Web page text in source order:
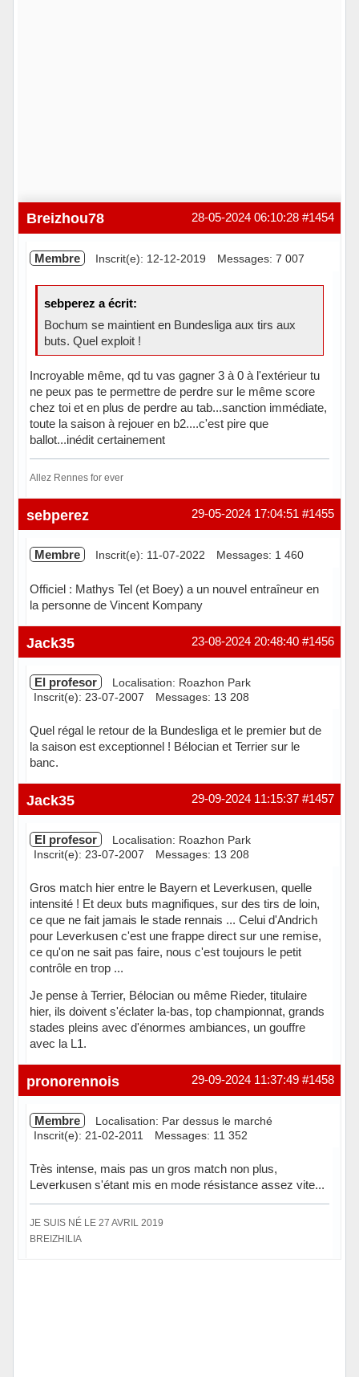
#1454
28-05-2024 06:10:28
Breizhou78
Membre Inscrit(e): 12-12-2019 Messages: 7 007
sebperez a écrit:
Bochum se maintient en Bundesliga aux tirs aux
buts. Quel exploit !
Incroyable même, qd tu vas gagner 3 à 0 à l'extérieur tu
ne peux pas te permettre de perdre sur le même score
chez toi et en plus de perdre au tab...sanction immédiate,
toute la saison à rejouer en b2....c'est pire que
ballot...inédit certainement
Allez Rennes for ever
Hors ligne #1455
29-05-2024 17:04:51
sebperez
Membre Inscrit(e): 11-07-2022 Messages: 1 460
Officiel : Mathys Tel (et Boey) a un nouvel entraîneur en
la personne de Vincent Kompany
Hors ligne #1456
23-08-2024 20:48:40
Jack35
El profesor
Localisation: Roazhon Park
Inscrit(e): 23-07-2007
Messages: 13 208
Quel régal le retour de la Bundesliga et le premier but de
la saison est exceptionnel ! Bélocian et Terrier sur le
banc.
Hors ligne #1457
29-09-2024 11:15:37
Jack35
El profesor
Localisation: Roazhon Park
Inscrit(e): 23-07-2007
Messages: 13 208
Gros match hier entre le Bayern et Leverkusen, quelle
intensité ! Et deux buts magnifiques, sur des tirs de loin,
ce que ne fait jamais le stade rennais ... Celui d'Andrich
pour Leverkusen c'est une frappe direct sur une remise,
ce qu'on ne sait pas faire, nous c'est toujours le petit
contrôle en trop ...
Je pense à Terrier, Bélocian ou même Rieder, titulaire
hier, ils doivent s'éclater la-bas, top championnat, grands
stades pleins avec d'énormes ambiances, un gouffre
avec la L1.
Hors ligne #1458
29-09-2024 11:37:49
pronorennois
Membre
Localisation: Par dessus le marché
Inscrit(e): 21-02-2011
Messages: 11 352
Très intense, mais pas un gros match non plus,
Leverkusen s'étant mis en mode résistance assez vite...
JE SUIS NÉ LE 27 AVRIL 2019
BREIZHILIA